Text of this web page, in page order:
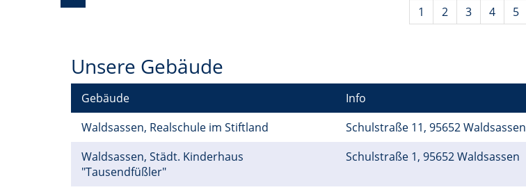
1
2 3 4 5
Unsere Gebäude
Gebäude
Info
Waldsassen, Realschule im Stiftland
Schulstraße 11, 95652 Waldsassen
Waldsassen, Städt. Kinderhaus
"Tausendfüßler"
Schulstraße 1, 95652 Waldsassen